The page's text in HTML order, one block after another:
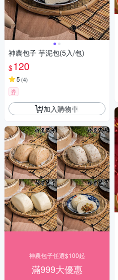
神農包子 芋泥包(5入/包)
$120
5 (4)
券
加入購物車
神農包子任選$100起
滿999大優惠